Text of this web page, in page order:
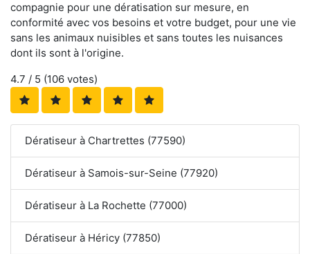
compagnie pour une dératisation sur mesure, en
conformité avec vos besoins et votre budget, pour une vie
sans les animaux nuisibles et sans toutes les nuisances
dont ils sont à l'origine.
4.7 / 5 (106 votes)
Dératiseur à Chartrettes (77590)
Dératiseur à Samois-sur-Seine (77920)
Dératiseur à La Rochette (77000)
Dératiseur à Héricy (77850)